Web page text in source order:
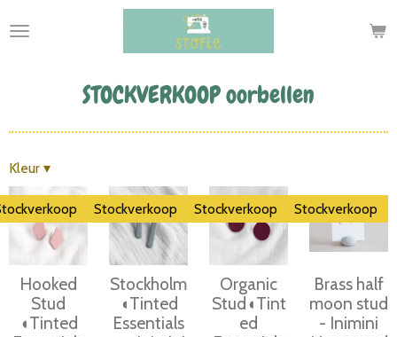
direct
hoofdinhoudSTOCKVERKOOP oorbellen
Kleur ▾
Hooked
Stud
◖Tinted
Stockverkoop
Stockholm
◖Tinted
Essentials
Stockverkoop
Organic
Stud◖Tint
ed
Stockverkoop
Brass half
moon stud
- Inimini